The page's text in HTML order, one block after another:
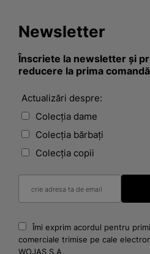
Newsletter
Înscriete la newsletter și
reducere la prima
Actualizări despre:
Colecția dame
Colecția bărbați
Colecția copii
Îmi exprim acordul pentru
comerciale trimise pe cale
WOJAS S.A.